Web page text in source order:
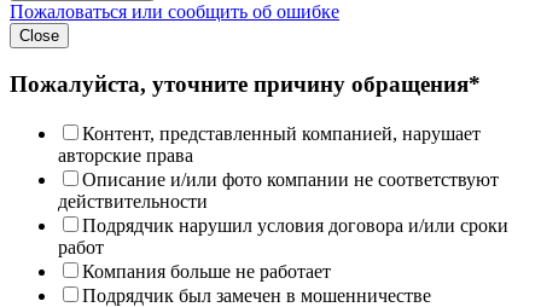
Пожаловаться или сообщить об ошибке
Close
Пожалуйста, уточните причину обращения*
Контент, представленный компанией, нарушает
авторские права
Описание и/или фото компании не соответствуют
действительности
Подрядчик нарушил условия договора и/или сроки
работ
Компания больше не работает
Подрядчик был замечен в мошенничестве